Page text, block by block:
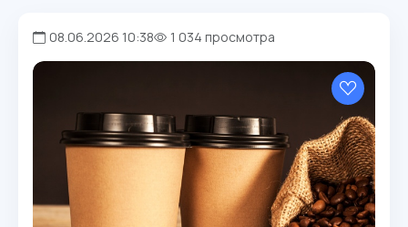
08.06.2026 10:38 1 034 просмотра